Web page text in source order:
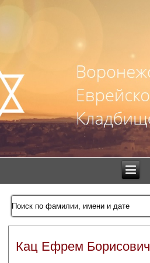
Кац Ефрем Борисович